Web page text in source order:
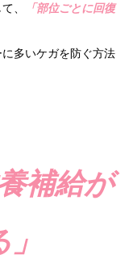
、
「部位ごとに回復
多いケガを防ぐ方法
補給が